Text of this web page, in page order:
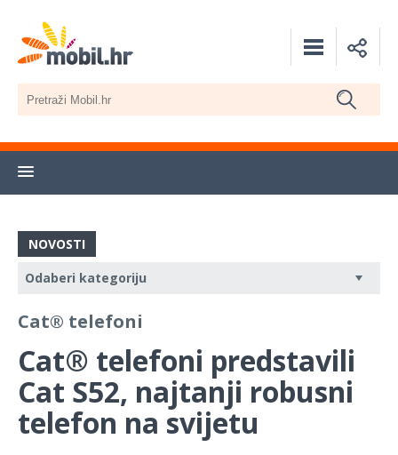
NOVOSTI
Cat® telefoni
Cat® telefoni predstavili
Cat S52, najtanji robusni
telefon na svijetu